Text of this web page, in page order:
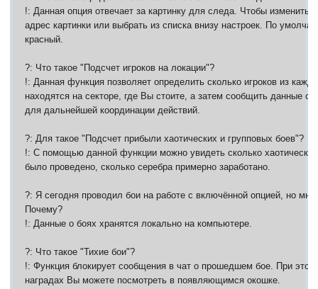
!: Данная опция отвечает за картинку для следа. Чтобы изменить
адрес картинки или выбрать из списка внизу настроек. По
красный.
?: Что такое "Подсчет игроков на локации"?
!: Данная функция позволяет определить сколько игроков из
находятся на секторе, где Вы стоите, а затем сообщить данные
для дальнейшей координации действий.
?: Для такое "Подсчет прибыли хаотических и групповых боев"?
!: С помощью данной функции можно увидеть сколько
было проведено, сколько серебра примерно заработано.
?: Я сегодня проводил бои на работе с включённой опцией, но
Почему?
!: Данные о боях хранятся локально на компьютере.
?: Что такое "Тихие бои"?
!: Функция блокирует сообщения в чат о прошедшем бое. При
наградах Вы можете посмотреть в появляющимся окошке.